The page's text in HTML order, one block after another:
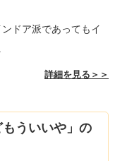
ンドア派であってもイ
詳細を見る＞＞
ういいや」の